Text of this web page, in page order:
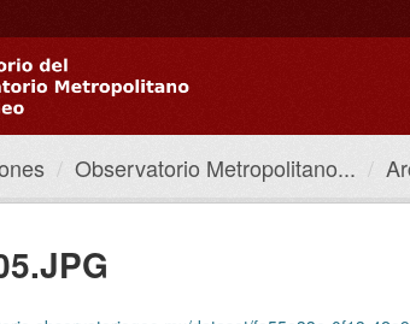
Observatorio Metropolitano...